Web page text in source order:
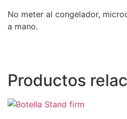
No meter al congelador,
a mano.
Productos